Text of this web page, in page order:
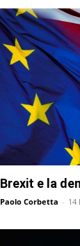
Brexit e la
Paolo Corbetta - 14